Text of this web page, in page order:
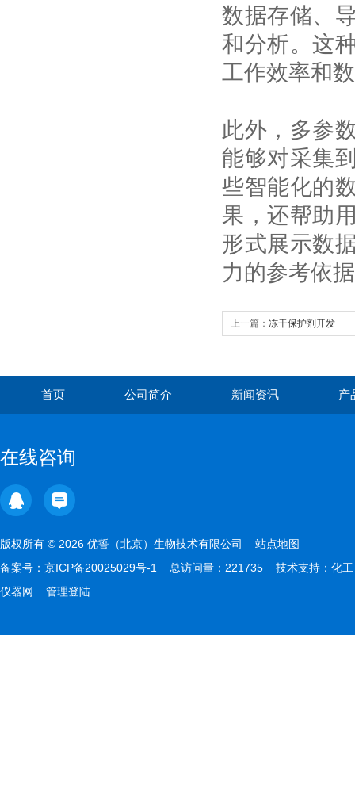
数据存储、
和分析。这
工作效率和
此外，多参
能够对采集
些智能化的
果，还帮助
形式展示数
力的参考依
上一篇： 冻干保护剂开发
首页 公司简介 新闻资讯 产
在线咨询
版权所有 © 2026 优誓（北京）生物技术有限公司 站点地图
备案号： 京ICP备20025029号-1 总访问量：221735 技术支持： 化工
仪器网
管理登陆